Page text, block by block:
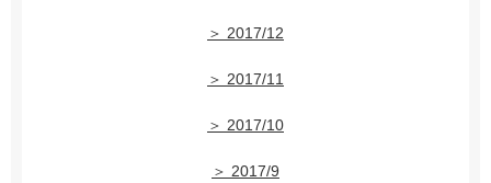
＞ 2017/12
＞ 2017/11
＞ 2017/10
＞ 2017/9